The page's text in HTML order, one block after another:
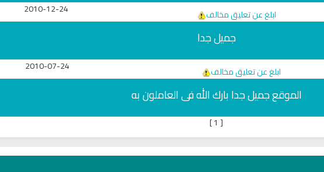
ابلغ عن تعليق مخالف 2010-12-24
جميل جدا
ابلغ عن تعليق مخالف 2010-07-24
الموقع جميل جدا بارك الله فى العاملون به
[
]